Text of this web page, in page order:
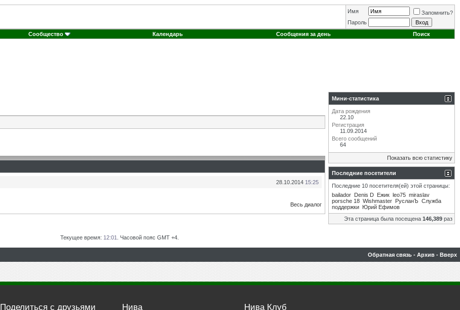
Имя
Запомнить?
Пароль
Сообщество Календарь Сообщения за день Поиск
28.10.2014 15:25
Весь диалог
Мини-статистика
Дата рождения
22.10
Регистрация
11.09.2014
Всего сообщений
64
Показать всю статистику
Последние посетители
Последние 10 посетителя(ей) этой страницы:
bailador Denis D Eжик leo75 miraslav
porsche 18 Wishmaster РусланЪ Служба
поддержки Юрий Ефимов
Эта страница была посещена 146,389 раз
Текущее время: 12:01 . Часовой пояс GMT +4.
Обратная связь - Архив - Вверх
Поделиться с друзьями Нива Нива Клуб